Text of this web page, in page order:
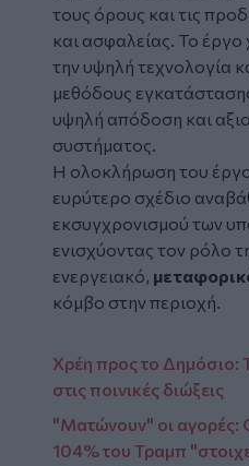
τους όρους και τις
και ασφαλείας. Το
την υψηλή τεχνολογία
μεθόδους
υψηλή απόδοση και
συστήματος.
Η ολοκλήρωση του
ευρύτερο σχέδιο
εκσυγχρονισμού των
ενισχύοντας τον ρόλο
ενεργειακό,
κόμβο στην περιοχή.
Χρέη προς το Δημόσιο:
στις ποινικές διώξεις
"Ματώνουν" οι αγορές:
104% του Τραμπ